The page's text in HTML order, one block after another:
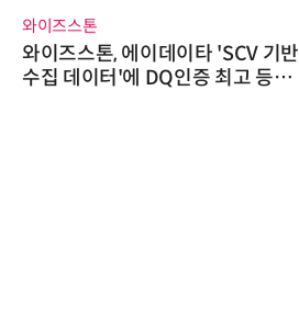
와이즈스톤
와이즈스톤, 에이데이타 'SCV 기반
수집 데이터'에 DQ인증 최고 등급